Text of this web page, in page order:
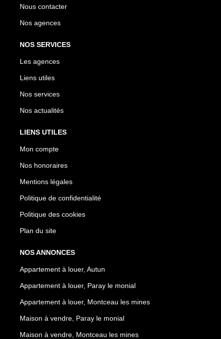
Nous contacter
Nos agences
NOS SERVICES
Les agences
Liens utiles
Nos services
Nos actualités
LIENS UTILES
Mon compte
Nos honoraires
Mentions légales
Politique de confidentialité
Politique des cookies
Plan du site
NOS ANNONCES
Appartement à louer, Autun
Appartement à louer, Paray le monial
Appartement à louer, Montceau les mines
Maison à vendre, Paray le monial
Maison à vendre, Montceau les mines